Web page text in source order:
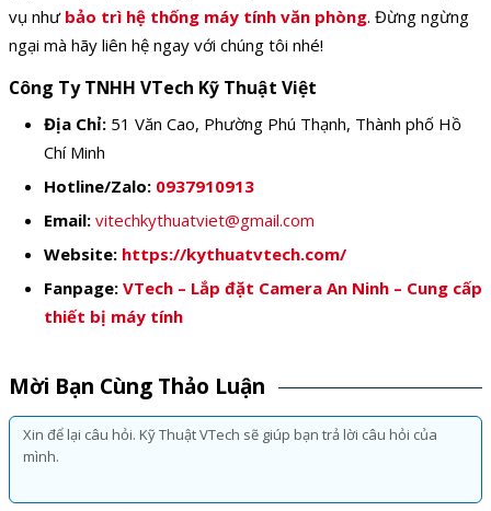
vụ như bảo trì hệ thống máy tính văn phòng. Đừng ngừng
ngại mà hãy liên hệ ngay với chúng tôi nhé!
Công Ty TNHH VTech Kỹ Thuật Việt
Địa Chỉ: 51 Văn Cao, Phường Phú Thạnh, Thành phố Hồ
Chí Minh
Hotline/Zalo: 0937910913
Email: vitechkythuatviet@gmail.com
Website: https://kythuatvtech.com/
Fanpage: VTech – Lắp đặt Camera An Ninh – Cung cấp
thiết bị máy tính
Mời Bạn Cùng Thảo Luận